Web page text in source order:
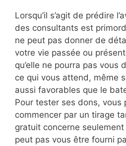
Lorsqu’il s’agit de prédire
des consultants est
ne peut pas donner de
votre vie passée ou
qu’elle ne pourra pas vous
ce qui vous attend, même
aussi favorables que le
Pour tester ses dons, vous
commencer par un tirage
gratuit concerne
peut pas vous être fourni